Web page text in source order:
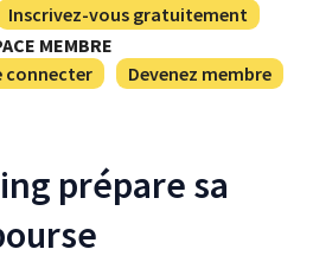
Inscrivez-vous gratuitement
MEMBRE
connecter
Devenez membre
prépare sa